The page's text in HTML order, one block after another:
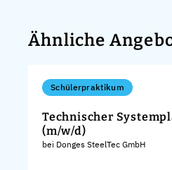
Ähnliche
Schülerpraktikum
Technischer
(m/w/d)
bei Donges SteelTec GmbH